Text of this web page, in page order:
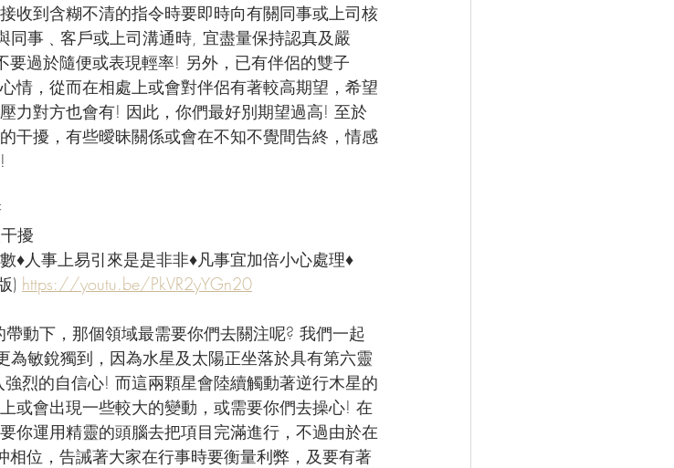
收到含糊不清的指令時要即時向有關同事或上司核
事﹑客戶或上司溝通時, 宜盡量保持認真及嚴
要過於隨便或表現輕率! 另外，已有伴侶的雙子
情，從而在相處上或會對伴侶有著較高期望，希望
力對方也會有! 因此，你們最好別期望過高! 至於
干擾，有些曖昧關係或會在不知不覺間告終，情感
擾
♦人事上易引來是是非非♦凡事宜加倍小心處理♦
) https://youtu.be/PkVR2yYGn20
動下，那個領域最需要你們去關注呢? 我們一起
敏銳獨到，因為水星及太陽正坐落於具有第六靈
烈的自信心! 而這兩顆星會陸續觸動著逆行木星的
或會出現一些較大的變動，或需要你們去操心! 在
你運用精靈的頭腦去把項目完滿進行，不過由於在
位，告誡著大家在行事時要衡量利弊，及要有著